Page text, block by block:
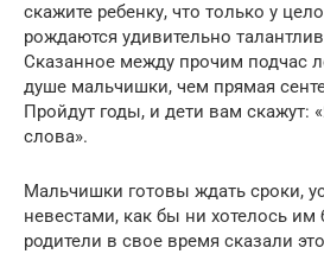
скажите ребенку, что только у
рождаются удивительно
Сказанное между прочим подчас
душе мальчишки, чем прямая
Пройдут годы, и дети вам скажут:
слова».
Мальчишки готовы ждать сроки,
невестами, как бы ни хотелось им
родители в свое время сказали